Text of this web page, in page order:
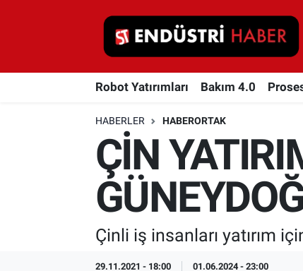
Robot Yatırımları Bakım 4.0
HABERLER HABERORTAK
ÇİN
Çinli iş insanları yatırım
29.11.2021 - 18:00 01.06.2024 - 23:00
Robot Yatırımları
Proses Otomasyonu
Otomasyon
Depolama Çözümleri